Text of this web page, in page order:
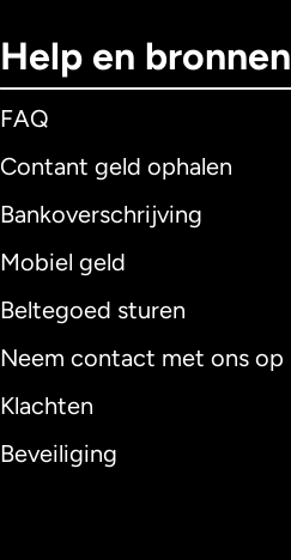
Help en bronnen
FAQ
Contant geld ophalen
Bankoverschrijving
Mobiel geld
Beltegoed sturen
Neem contact met ons op
Klachten
Beveiliging